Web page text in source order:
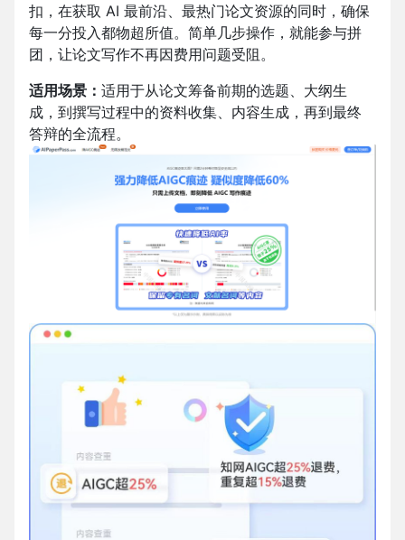
扣，在获取 AI 最前沿、最热门论文资源的同时，确保
每一分投入都物超所值。简单几步操作，就能参与拼
团，让论文写作不再因费用问题受阻。
适用场景： 适用于从论文筹备前期的选题、大纲生
成，到撰写过程中的资料收集、内容生成，再到最终
答辩的全流程。